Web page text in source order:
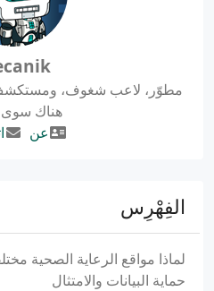
مطوّر، لاعب شغوف،
هناك سوى
عن
الفِهْرِس
لماذا مواقع الرعاية الصحية
حماية البيانات والامتثال